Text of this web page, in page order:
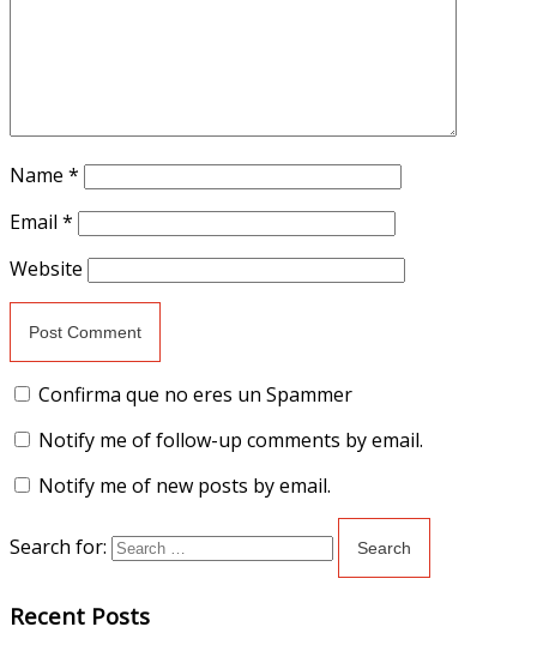
Name *
Email *
Website
Confirma que no eres un Spammer
Notify me of follow-up comments by email.
Notify me of new posts by email.
Search for:
Recent Posts